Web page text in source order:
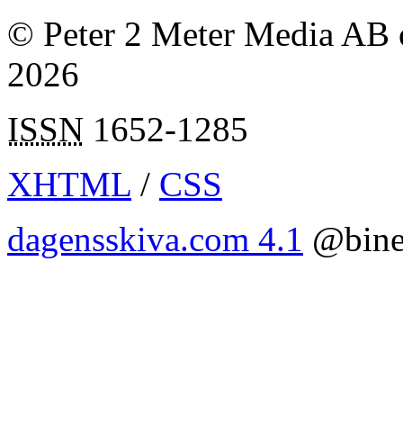
© Peter 2 Meter Media AB
2026
ISSN 1652-1285
XHTML / CSS
dagensskiva.com 4.1